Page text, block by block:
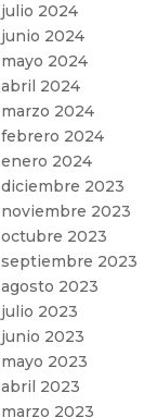
julio 2024
junio 2024
mayo 2024
abril 2024
marzo 2024
febrero 2024
enero 2024
diciembre 2023
noviembre 2023
octubre 2023
septiembre 2023
agosto 2023
julio 2023
junio 2023
mayo 2023
abril 2023
marzo 2023